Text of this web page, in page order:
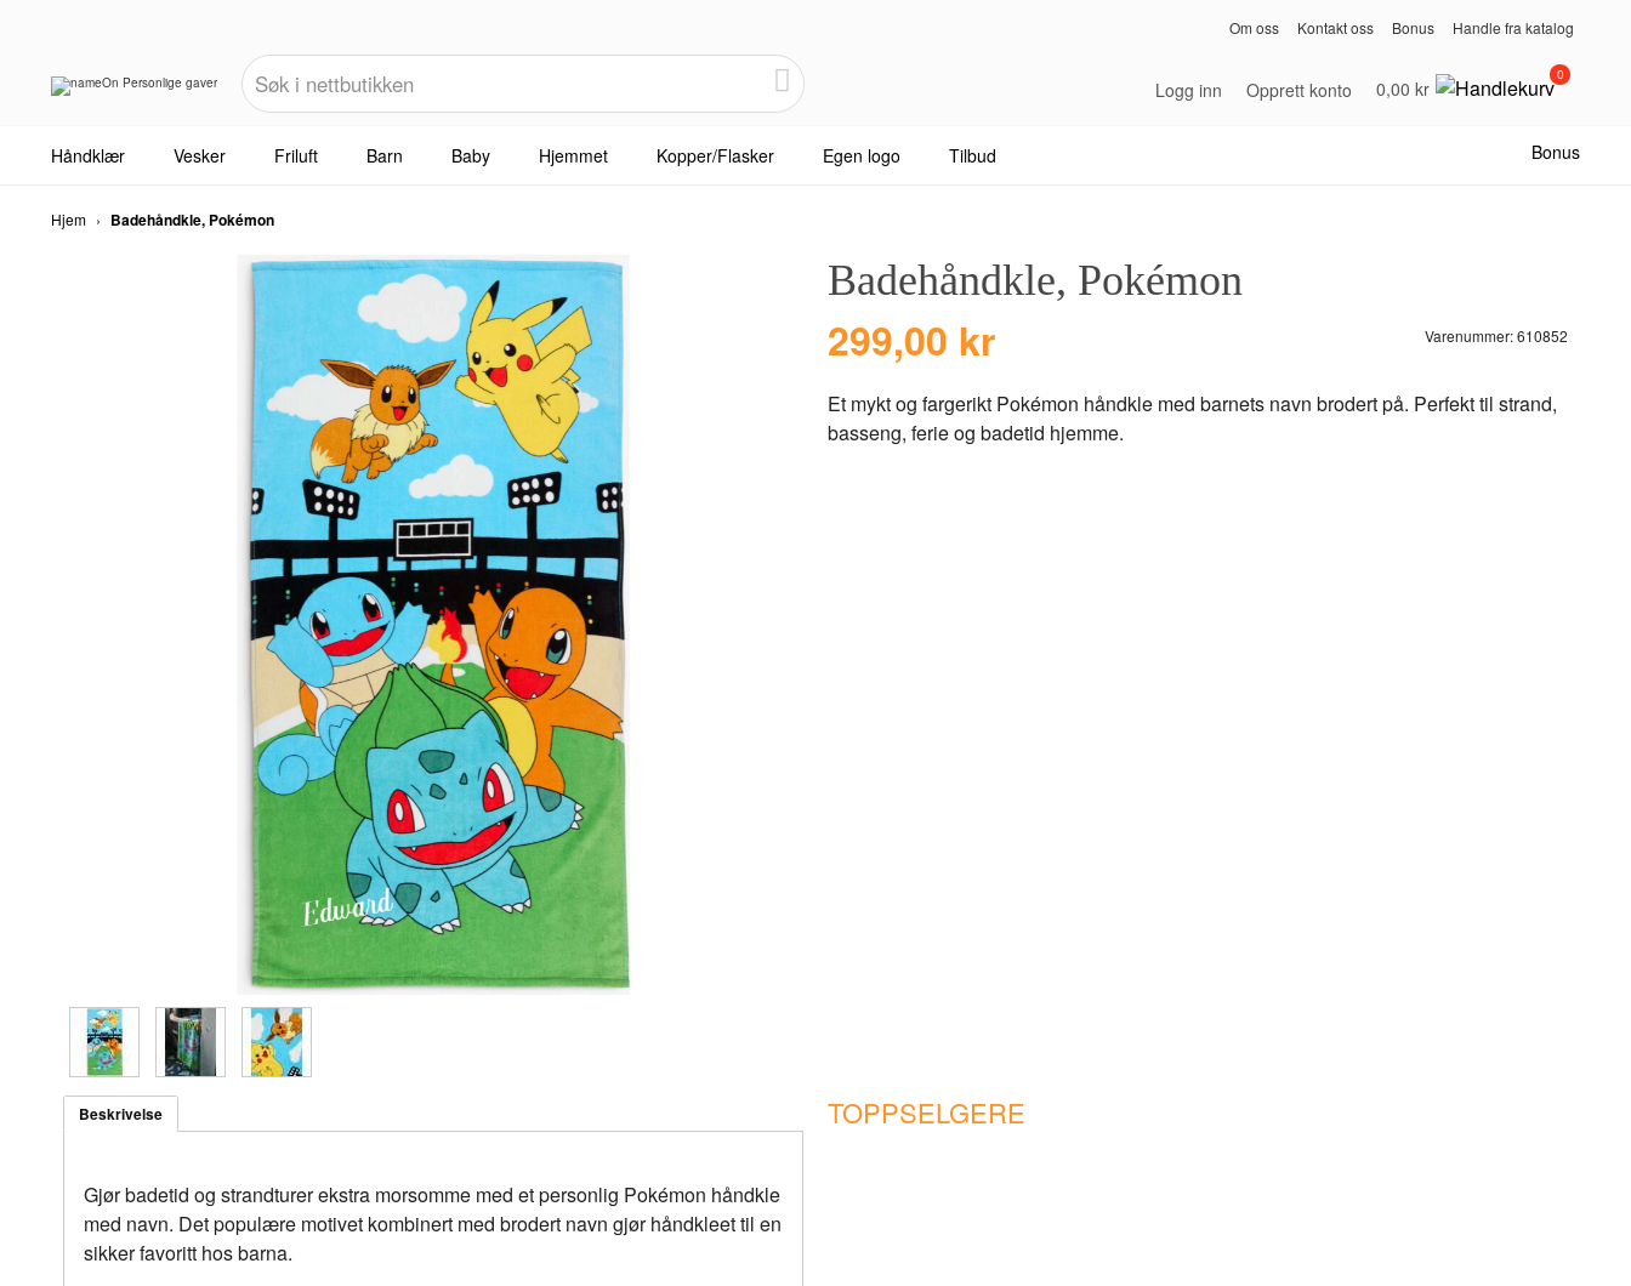
Om oss Kontakt oss Bonus Handle fra katalog
Logg inn Opprett konto 0,00 kr
0
Håndklær Vesker Friluft Barn Baby Hjemmet Kopper/Flasker Egen logo Tilbud Bonus
Hjem › Badehåndkle, Pokémon
Badehåndkle, Pokémon
299,00 kr Varenummer:610852
Et mykt og fargerikt Pokémon håndkle med barnets navn brodert på. Perfekt til strand,
basseng, ferie og badetid hjemme.
Beskrivelse
Gjør badetid og strandturer ekstra morsomme med et personlig Pokémon håndkle
med navn. Det populære motivet kombinert med brodert navn gjør håndkleet til en
sikker favoritt hos barna.
TOPPSELGERE